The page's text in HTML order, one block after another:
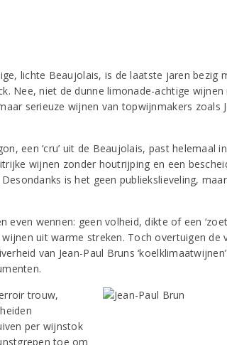
lichte Beaujolais, is de laatste jaren bezig
Nee, niet de dunne limonade-achtige
serieuze wijnen van topwijnmakers zoals
een ‘cru’ uit de Beaujolais, past helemaal
wijnen zonder houtrijping en een
is het geen publiekslieveling,
even wennen: geen volheid, dikte of een
uit warme streken. Toch overtuigen de
van Jean-Paul Bruns
trouw,
per wijnstok
toe om